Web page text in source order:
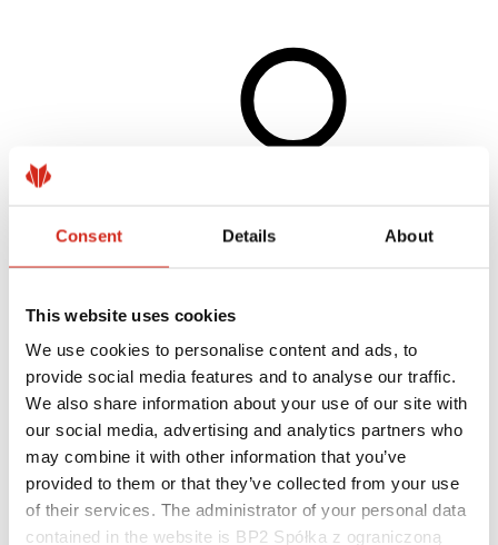
Consent Details About
This website uses cookies
We use cookies to personalise content and ads, to
provide social media features and to analyse our traffic.
We also share information about your use of our site with
our social media, advertising and analytics partners who
may combine it with other information that you’ve
provided to them or that they’ve collected from your use
of their services. The administrator of your personal data
contained in the website is BP2 Spółka z ograniczoną
Individuálny zákazník
Realizácie a inšpirácie
Registrácia záruky
Najčastejšie otázky (FAQ)
Nájsť predajcu / zhotoviteľa